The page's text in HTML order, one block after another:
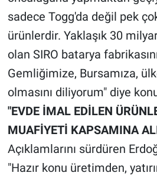
sadece Togg'da değil pek
ürünlerdir. Yaklaşık 30
olan SIRO batarya
Gemliğimize, Bursamıza,
olmasını diliyorum" diye
"EVDE İMAL EDİLEN
MUAFİYETİ KAPSAMINA
Açıklamlarını sürdüren
"Hazır konu üretimden,